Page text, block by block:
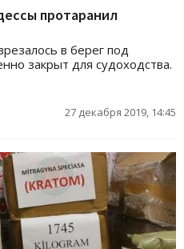
протаранил
в берег под
закрыт для судоходства.
27 декабря 2019, 14:45